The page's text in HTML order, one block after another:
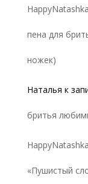
HappyNatashka
пена для
ножек)
Наталья к
бритья
HappyNatashka
«Пушистый